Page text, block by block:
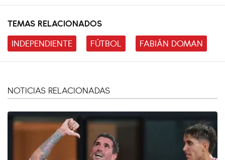
TEMAS RELACIONADOS
INDEPENDIENTE
FÚTBOL FABIÁN DOMAN
NOTICIAS RELACIONADAS